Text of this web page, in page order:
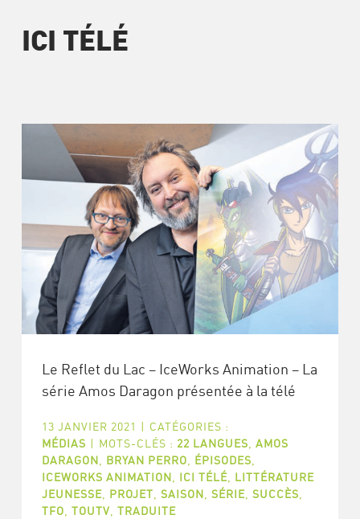
ICI TÉLÉ
Le Reflet du Lac – IceWorks Animation – La
série Amos Daragon présentée à la télé
13 JANVIER 2021 | CATÉGORIES :
MÉDIAS | MOTS-CLÉS : 22 LANGUES AMOS
DARAGON
BRYAN PERRO ÉPISODES
ICEWORKS ANIMATION
ICI TÉLÉ, LITTÉRATURE
JEUNESSE, PROJET SAISON SÉRIE, SUCCÈS
TFO TOUTV TRADUITE